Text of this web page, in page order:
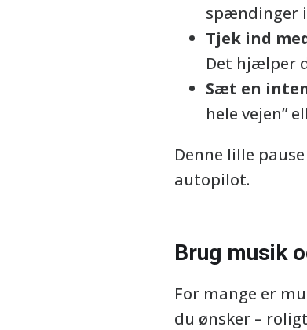
spændinger
Tjek ind
Det hjælper
Sæt en
hele vejen”
Denne lille
autopilot.
Brug musik
For mange er
du ønsker –